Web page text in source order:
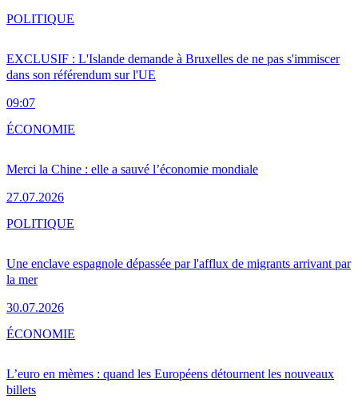
EXCLUSIF : L'Islande demande à Bruxelles de ne pas s'immiscer
dans son référendum sur l'UE
09:07
POLITIQUE
Merci la Chine : elle a sauvé l’économie mondiale
27.07.2026
ÉCONOMIE
Une enclave espagnole dépassée par l'afflux de migrants arrivant par
la mer
30.07.2026
POLITIQUE
L’euro en mèmes : quand les Européens détournent les nouveaux
billets
ÉCONOMIE